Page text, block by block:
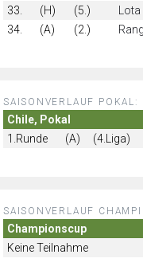
33.
(H) (5.)
34.
(A) (2.)
SAISONVERLAUF POKAL:
Chile, Pokal
1.Runde
(A) (4.Liga)
SAISONVERLAUF
Championscup
Keine Teilnahme